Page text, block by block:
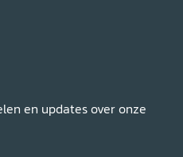
en updates over onze